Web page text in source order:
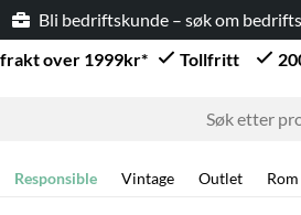
Bli bedriftskunde – søk om
over 1999kr*
Tollfritt
Responsible Vintage Outlet Rom